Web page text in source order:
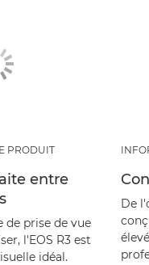
PRODUIT
entre
de prise de vue
l'EOS R3 est
idéal.
De